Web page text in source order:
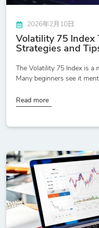
2026年2月10日
Volatility 75 Index
Strategies and
The Volatility 75 Index is a
Many beginners see it
Read more